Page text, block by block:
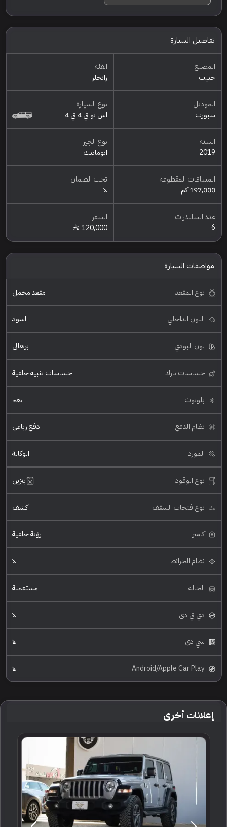
تفاصيل السيارة
المصنع
جييب
الفئة
رانجلر
الموديل
سبورت
نوع السيارة
اس يو في 4 في 4
السنة
2019
نوع الجير
اتوماتيك
المسافات المقطوعه
197,000 كم
تحت الضمان
لا
عدد السلندرات
6
السعر
120,000
مواصفات السيارة
نوع المقعد مقعد مخمل
اللون الداخلي اسود
لون البودي برتقالي
حساسات بارك حساسات تنبيه خلفية
بلوتوث نعم
نظام الدفع دفع رباعي
المورد الوكالة
نوع الوقود بنزين
نوع فتحات السقف كشف
كاميرا رؤية خلفية
نظام الخرائط لا
الحالة مستعملة
دي في دي لا
سي دي لا
Android/Apple Car Play لا
إعلانات أخرى